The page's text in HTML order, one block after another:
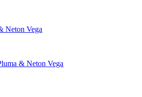
Neton Vega
& Neton Vega